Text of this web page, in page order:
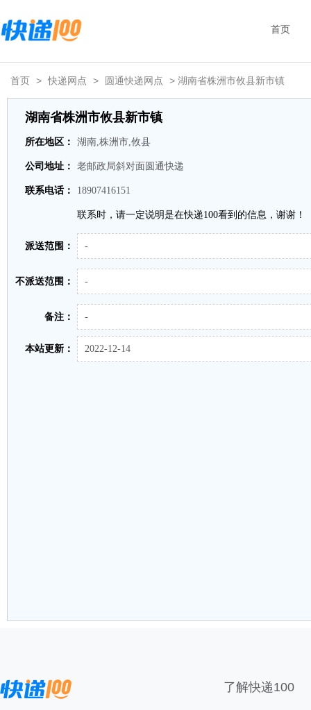
首页
首页 > 快递网点 > 圆通快递网点 > 湖南省株洲市攸县新市镇
湖南省株洲市攸县新市镇
所在地区： 湖南,株洲市,攸县
公司地址： 老邮政局斜对面圆通快递
联系电话： 18907416151
联系时，请一定说明是在快递100看到的信息，谢谢！
派送范围： -
不派送范围： -
备注： -
本站更新： 2022-12-14
了解快递100